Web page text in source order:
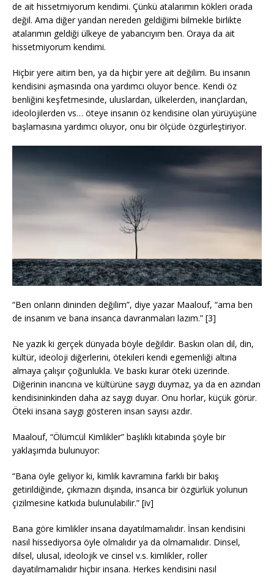
de ait hissetmiyorum kendimi. Çünkü atalarımın kökleri orada
değil. Ama diğer yandan nereden geldiğimi bilmekle birlikte
atalarımın geldiği ülkeye de yabancıyım ben. Oraya da ait
hissetmiyorum kendimi.
Hiçbir yere aitim ben, ya da hiçbir yere ait değilim. Bu insanın
kendisini aşmasında ona yardımcı oluyor bence. Kendi öz
benliğini keşfetmesinde, uluslardan, ülkelerden, inançlardan,
ideolojilerden vs… öteye insanın öz kendisine olan yürüyüşüne
başlamasına yardımcı oluyor, onu bir ölçüde özgürleştiriyor.
“Ben onların dininden değilim”, diye yazar Maalouf, “ama ben
de insanım ve bana insanca davranmaları lazım.” [3]
Ne yazık ki gerçek dünyada böyle değildir. Baskın olan dil, din,
kültür, ideoloji diğerlerini, ötekileri kendi egemenliği altına
almaya çalışır çoğunlukla. Ve baskı kurar öteki üzerinde.
Diğerinin inancına ve kültürüne saygı duymaz, ya da en azından
kendisininkinden daha az saygı duyar. Onu horlar, küçük görür.
Öteki insana saygı gösteren insan sayısı azdır.
Maalouf, “Ölümcül Kimlikler” başlıklı kitabında şöyle bir
yaklaşımda bulunuyor:
“Bana öyle geliyor ki, kimlik kavramına farklı bir bakış
getirildiğinde, çıkmazın dışında, insanca bir özgürlük yolunun
çizilmesine katkıda bulunulabilir.” [iv]
Bana göre kimlikler insana dayatılmamalıdır. İnsan kendisini
nasıl hissediyorsa öyle olmalıdır ya da olmamalıdır. Dinsel,
dilsel, ulusal, ideolojik ve cinsel v.s. kimlikler, roller
dayatılmamalıdır hiçbir insana. Herkes kendisini nasıl